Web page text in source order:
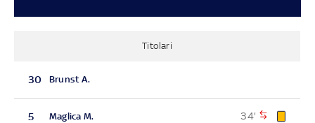
Titolari
30 Brunst A.
5 Maglica M. 34'